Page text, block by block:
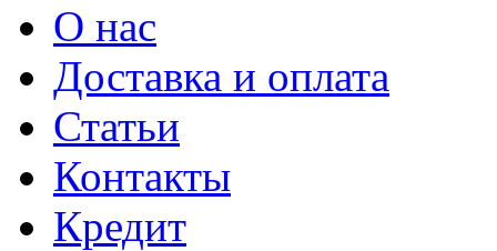
О нас
Доставка и оплата
Статьи
Контакты
Кредит